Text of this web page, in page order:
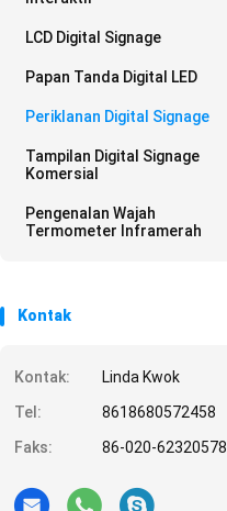
LCD Digital Signage
Papan Tanda Digital LED
Periklanan Digital Signage
Tampilan Digital Signage
Komersial
Pengenalan Wajah
Termometer Inframerah
Kontak
Kontak:
Linda Kwok
Tel:
8618680572458
Faks:
86-020-62320578